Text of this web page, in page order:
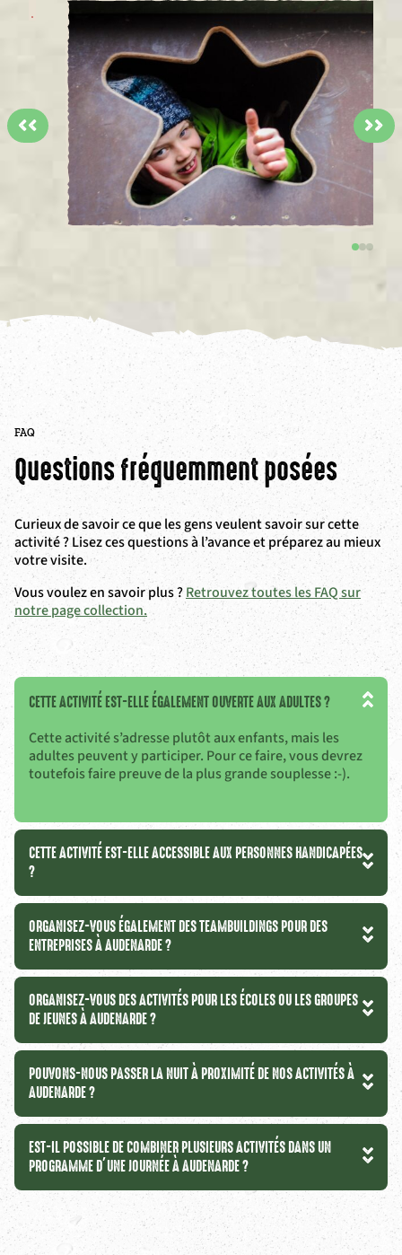
<< >>
CETTE ACTIVITÉ EST-ELLE ÉGALEMENT OUVERTE AUX ADULTES ?
Cette activité s’adresse plutôt aux enfants, mais les
adultes peuvent y participer. Pour ce faire, vous devrez
toutefois faire preuve de la plus grande souplesse :-).
CETTE ACTIVITÉ EST-ELLE ACCESSIBLE AUX PERSONNES HANDICAPÉES
?
ORGANISEZ-VOUS ÉGALEMENT DES TEAMBUILDINGS POUR DES
ENTREPRISES À AUDENARDE ?
ORGANISEZ-VOUS DES ACTIVITÉS POUR LES ÉCOLES OU LES GROUPES
DE JEUNES À AUDENARDE ?
POUVONS-NOUS PASSER LA NUIT À PROXIMITÉ DE NOS ACTIVITÉS À
AUDENARDE ?
EST-IL POSSIBLE DE COMBINER PLUSIEURS ACTIVITÉS DANS UN
PROGRAMME D’UNE JOURNÉE À AUDENARDE ?
FAQ
Questions fréquemment posées
Curieux de savoir ce que les gens veulent savoir sur cette
activité ? Lisez ces questions à l’avance et préparez au mieux
votre visite.
Vous voulez en savoir plus ?Retrouvez toutes les FAQ sur
notre page collection.